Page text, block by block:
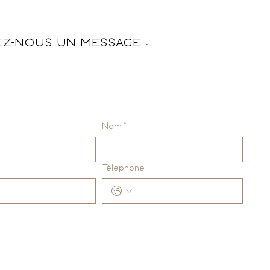
NOUS UN MESSAGE :
Nom *
Téléphone